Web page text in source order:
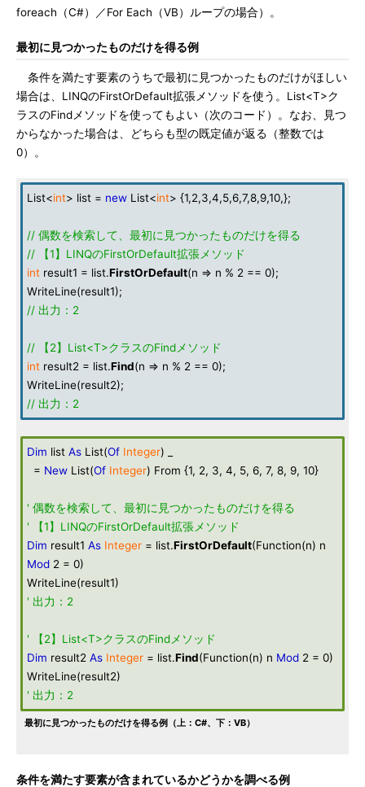
foreach（C#）／For Each（VB）ループの場合）。
最初に見つかったものだけを得る例
条件を満たす要素のうちで最初に見つかったものだけがほしい
場合は、LINQのFirstOrDefault拡張メソッドを使う。List<T>ク
ラスのFindメソッドを使ってもよい（次のコード）。なお、見つ
からなかった場合は、どちらも型の既定値が返る（整数では
0）。
List<int> list = new List<int> {1,2,3,4,5,6,7,8,9,10,};
// 偶数を検索して、最初に見つかったものだけを得る
// 【1】LINQのFirstOrDefault拡張メソッド
int result1 = list.FirstOrDefault(n => n % 2 == 0);
WriteLine(result1);
// 出力：2
// 【2】List<T>クラスのFindメソッド
int result2 = list.Find(n => n % 2 == 0);
WriteLine(result2);
// 出力：2
Dim list As List(Of Integer) _
= New List(Of Integer) From {1, 2, 3, 4, 5, 6, 7, 8, 9, 10}
' 偶数を検索して、最初に見つかったものだけを得る
' 【1】LINQのFirstOrDefault拡張メソッド
Dim result1 As Integer = list.FirstOrDefault(Function(n) n
Mod 2 = 0)
WriteLine(result1)
' 出力：2
' 【2】List<T>クラスのFindメソッド
Dim result2 As Integer = list.Find(Function(n) n Mod 2 = 0)
WriteLine(result2)
' 出力：2
最初に見つかったものだけを得る例（上：C#、下：VB）
条件を満たす要素が含まれているかどうかを調べる例